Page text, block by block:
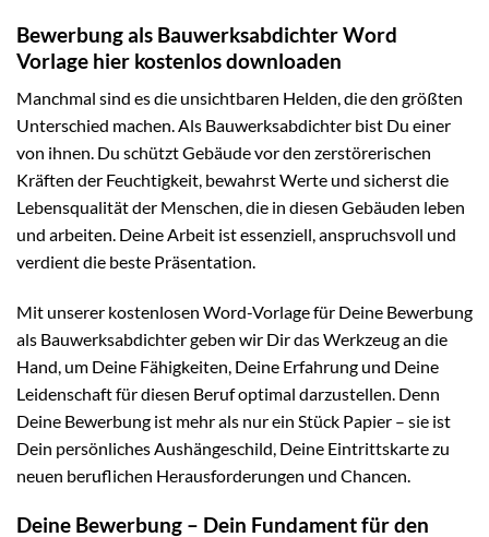
Bewerbung als Bauwerksabdichter Word
Vorlage hier kostenlos downloaden
Manchmal sind es die unsichtbaren Helden, die den größten
Unterschied machen. Als Bauwerksabdichter bist Du einer
von ihnen. Du schützt Gebäude vor den zerstörerischen
Kräften der Feuchtigkeit, bewahrst Werte und sicherst die
Lebensqualität der Menschen, die in diesen Gebäuden leben
und arbeiten. Deine Arbeit ist essenziell, anspruchsvoll und
verdient die beste Präsentation.
Mit unserer kostenlosen Word-Vorlage für Deine Bewerbung
als Bauwerksabdichter geben wir Dir das Werkzeug an die
Hand, um Deine Fähigkeiten, Deine Erfahrung und Deine
Leidenschaft für diesen Beruf optimal darzustellen. Denn
Deine Bewerbung ist mehr als nur ein Stück Papier – sie ist
Dein persönliches Aushängeschild, Deine Eintrittskarte zu
neuen beruflichen Herausforderungen und Chancen.
Deine Bewerbung – Dein Fundament für den